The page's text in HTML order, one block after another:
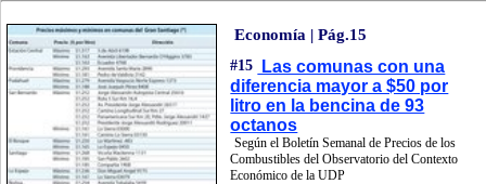
Economía | Pág.15
#15
Las comunas con una
diferencia mayor a $50 por
litro en la bencina de 93
octanos
Según el Boletín Semanal de Precios de los
Combustibles del Observatorio del Contexto
Económico de la UDP